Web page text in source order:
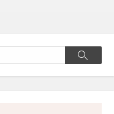
Поиск